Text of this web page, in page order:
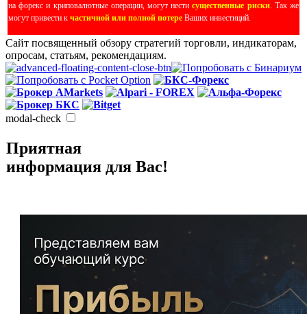
на форекс и криповалютные операции, могут нестисущественные риски. Так же
могут привести к частичной или полной потере Ваших инвестиций.
Сайт посвященный обзору стратегий торговли, индикаторам,
опросам, статьям, рекомендациям.
modal-check
Приятная
информация для Вас!